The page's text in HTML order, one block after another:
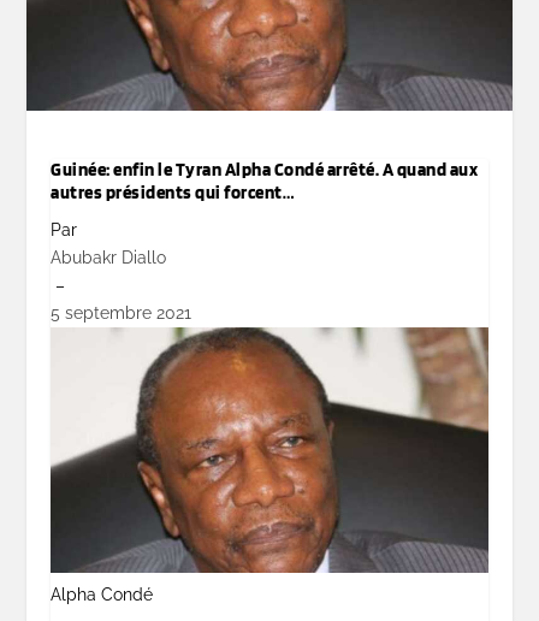
Guinée: enfin le Tyran Alpha Condé arrêté. A quand aux
autres présidents qui forcent…
Par
Abubakr Diallo
–
5 septembre 2021
Alpha Condé